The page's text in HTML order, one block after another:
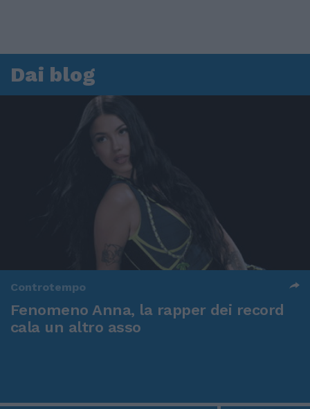
Dai blog
Controtempo
Fenomeno Anna, la rapper dei record
cala un altro asso